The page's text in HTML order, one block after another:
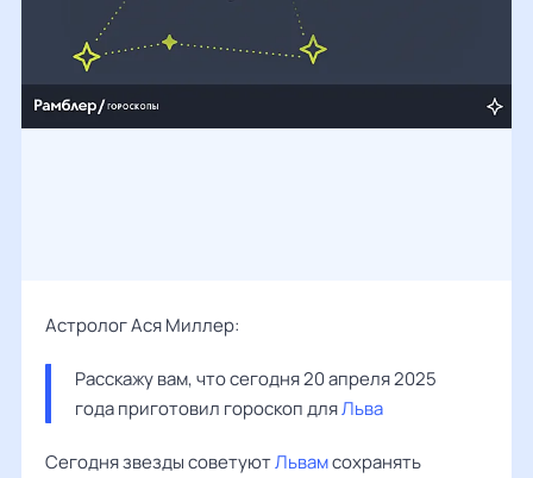
Астролог Ася Миллер:
Расскажу вам, что сегодня 20 апреля 2025
года приготовил гороскоп для Льва
Сегодня звезды советуютЛьвамсохранять